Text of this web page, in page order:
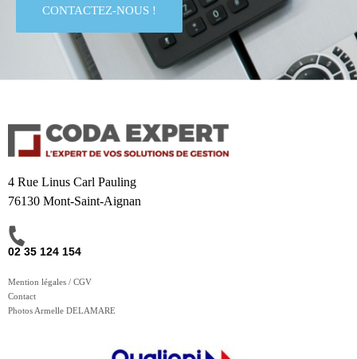
CONTACTEZ-NOUS !
4 Rue Linus Carl Pauling
76130 Mont-Saint-Aignan
02 35 124 154
Mention légales / CGV
Contact
Photos Armelle DELAMARE